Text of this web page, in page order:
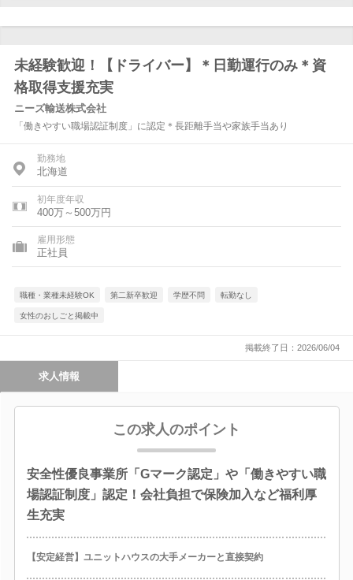
未経験歓迎！【ドライバー】＊日勤運行のみ＊資
格取得支援充実
ニーズ輸送株式会社
「働きやすい職場認証制度」に認定＊長距離手当や家族手当あり
勤務地
北海道
初年度年収
400万～500万円
雇用形態
正社員
職種・業種未経験OK 第二新卒歓迎 学歴不問 転勤なし
女性のおしごと掲載中
掲載終了日：2026/06/04
求人情報
この求人のポイント
安全性優良事業所「Gマーク認定」や「働きやすい職
場認証制度」認定！会社負担で保険加入など福利厚
生充実
【安定経営】ユニットハウスの大手メーカーと直接契約